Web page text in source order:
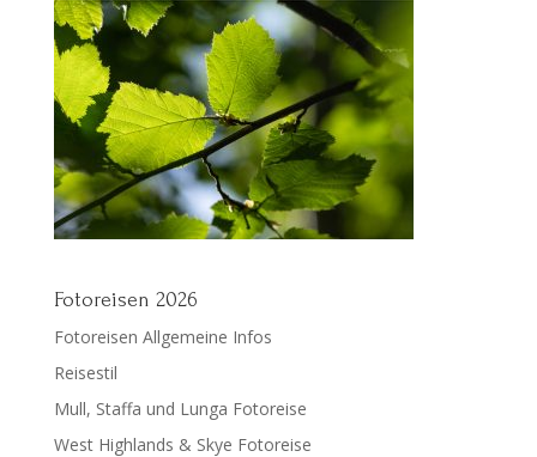
Fotoreisen 2026
Fotoreisen Allgemeine Infos
Reisestil
Mull, Staffa und Lunga Fotoreise
West Highlands & Skye Fotoreise